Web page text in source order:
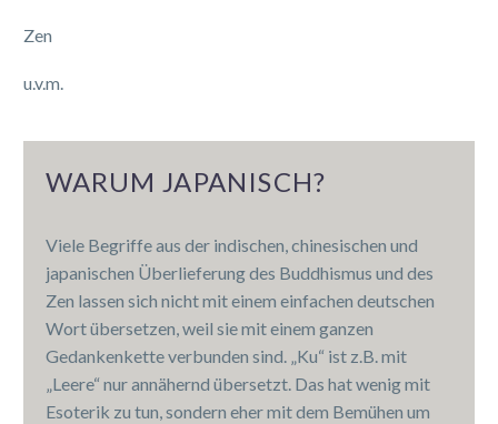
Zen
u.v.m.
WARUM JAPANISCH?
Viele Begriffe aus der indischen, chinesischen und
japanischen Überlieferung des Buddhismus und des
Zen lassen sich nicht mit einem einfachen deutschen
Wort übersetzen, weil sie mit einem ganzen
Gedankenkette verbunden sind. „Ku“ ist z.B. mit
„Leere“ nur annähernd übersetzt. Das hat wenig mit
Esoterik zu tun, sondern eher mit dem Bemühen um